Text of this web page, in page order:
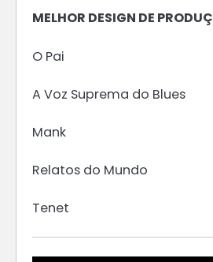
MELHOR DESIGN DE
O Pai
A Voz Suprema do Blues
Mank
Relatos do Mundo
Tenet